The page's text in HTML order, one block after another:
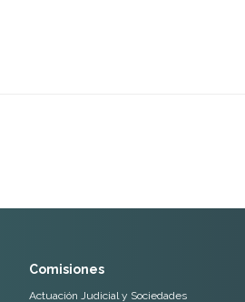
Comisiones
Actuación Judicial y Sociedades